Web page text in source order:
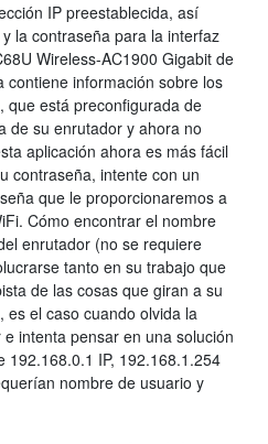
IP preestablecida, así
la contraseña para la interfaz
Wireless-AC1900 Gigabit de
contiene información sobre los
que está preconfigurada de
de su enrutador y ahora no
aplicación ahora es más fácil
contraseña, intente con un
que le proporcionaremos a
Cómo encontrar el nombre
enrutador (no se requiere
tanto en su trabajo que
de las cosas que giran a su
es el caso cuando olvida la
intenta pensar en una solución
192.168.0.1 IP, 192.168.1.254
nombre de usuario y